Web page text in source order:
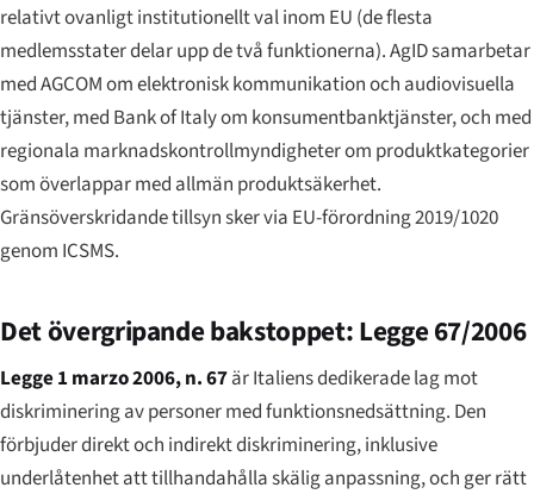
relativt ovanligt institutionellt val inom EU (de flesta
medlemsstater delar upp de två funktionerna). AgID samarbetar
med AGCOM om elektronisk kommunikation och audiovisuella
tjänster, med Bank of Italy om konsumentbanktjänster, och med
regionala marknadskontrollmyndigheter om produktkategorier
som överlappar med allmän produktsäkerhet.
Gränsöverskridande tillsyn sker via EU-förordning 2019/1020
genom ICSMS.
Det övergripande bakstoppet: Legge 67/2006
Legge 1 marzo 2006, n. 67är Italiens dedikerade lag mot
diskriminering av personer med funktionsnedsättning. Den
förbjuder direkt och indirekt diskriminering, inklusive
underlåtenhet att tillhandahålla skälig anpassning, och ger rätt